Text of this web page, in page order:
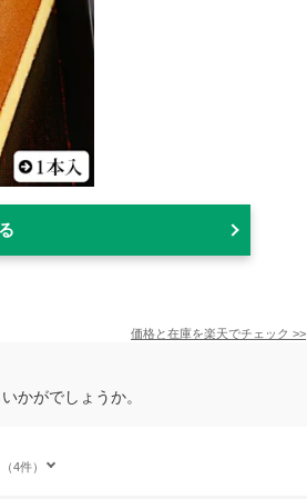
価格と在庫を楽天でチェック >>
かがでしょうか。
4件）